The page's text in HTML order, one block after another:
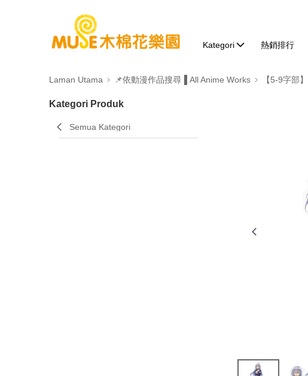
Kategori 熱銷排行
Laman Utama 📌依動漫作品搜尋▐ All Anime Works 【5-9字部】
Kategori Produk
Semua Kategori